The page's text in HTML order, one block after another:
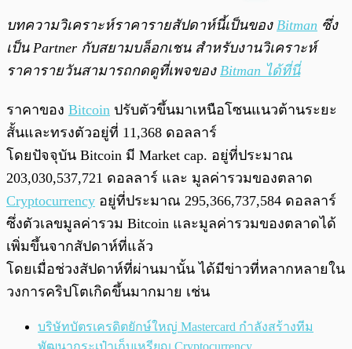
พร้อมเล่น
บทความวิเคราะห์ราคารายสัปดาห์นี้เป็นของ Bitman ซึ่ง
เป็น Partner กับสยามบล็อกเชน สำหรับงานวิเคราะห์
ราคารายวันสามารถกดดูที่เพจของ Bitman ได้ที่นี่
ราคาของ Bitcoin ปรับตัวขึ้นมาเหนือโซนแนวต้านระยะ
สั้นและทรงตัวอยู่ที่ 11,368 ดอลลาร์
โดยปัจจุบัน Bitcoin มี Market cap. อยู่ที่ประมาณ
203,030,537,721 ดอลลาร์ และ มูลค่ารวมของตลาด
Cryptocurrency อยู่ที่ประมาณ 295,366,737,584 ดอลลาร์
ซึ่งตัวเลขมูลค่ารวม Bitcoin และมูลค่ารวมของตลาดได้
เพิ่มขึ้นจากสัปดาห์ที่แล้ว
โดยเมื่อช่วงสัปดาห์ที่ผ่านมานั้น ได้มีข่าวที่หลากหลายใน
วงการคริปโตเกิดขึ้นมากมาย เช่น
บริษัทบัตรเครดิตยักษ์ใหญ่ Mastercard กำลังสร้างทีม